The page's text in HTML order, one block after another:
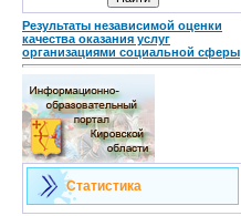
Результаты независимой оценки
качества оказания услуг
организациями социальной сферы
Статистика